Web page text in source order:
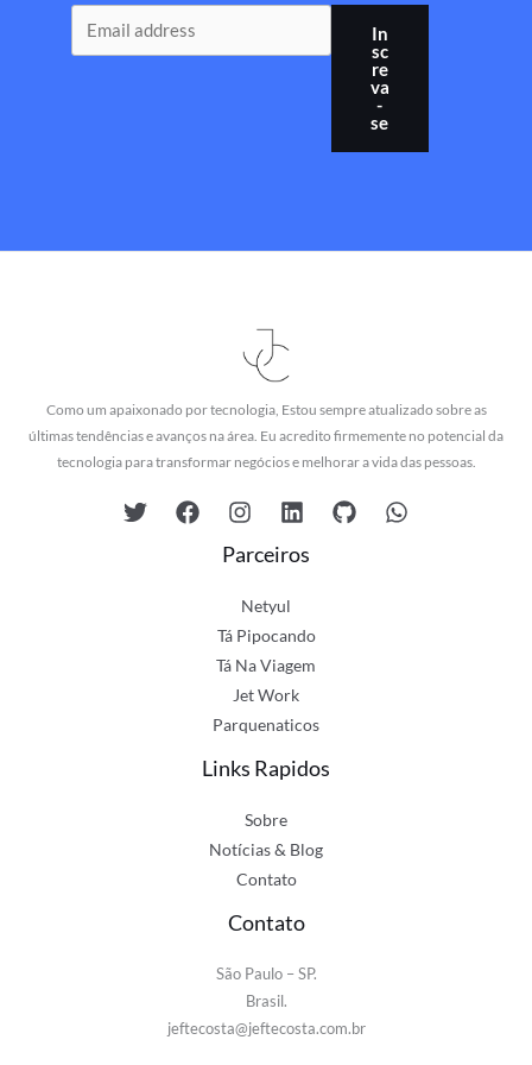
In
sc
re
va
-
se
Como um apaixonado por tecnologia, Estou sempre atualizado sobre as
últimas tendências e avanços na área. Eu acredito firmemente no potencial da
tecnologia para transformar negócios e melhorar a vida das pessoas.
Parceiros
Netyul
Tá Pipocando
Tá Na Viagem
Jet Work
Parquenaticos
Links Rapidos
Sobre
Notícias & Blog
Contato
Contato
São Paulo – SP.
Brasil.
jeftecosta@jeftecosta.com.br